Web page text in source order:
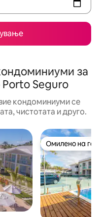
за
Seguro
кондоминиуми се
чистотата и друго.
Омилено на
Омилено на